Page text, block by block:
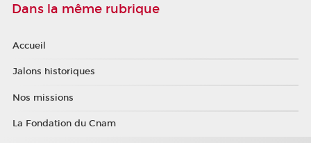
Dans la même rubrique
Accueil
Jalons historiques
Nos missions
La Fondation du Cnam